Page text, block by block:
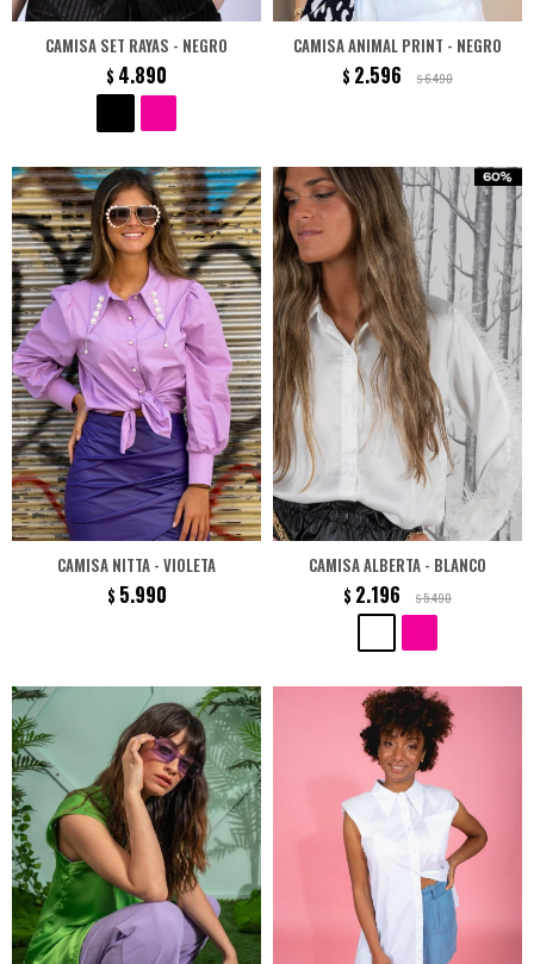
CAMISA SET RAYAS - NEGRO
$ 4.890
CAMISA ANIMAL PRINT - NEGRO
$ 2.596 $6.490
CAMISA NITTA - VIOLETA
$ 5.990
CAMISA ALBERTA - BLANCO
$ 2.196 $5.490